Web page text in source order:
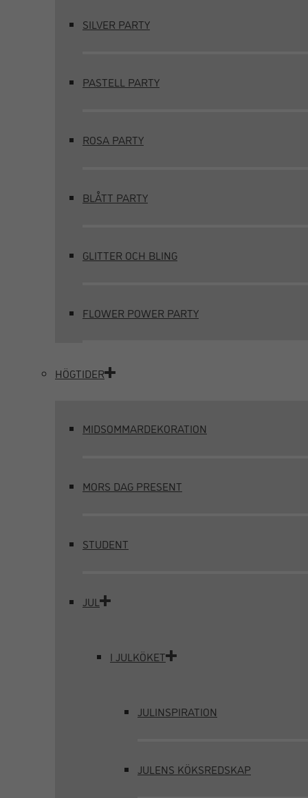
SILVER PARTY
PASTELL PARTY
ROSA PARTY
BLÅTT PARTY
GLITTER OCH BLING
FLOWER POWER PARTY
HÖGTIDER
MIDSOMMARDEKORATION
MORS DAG PRESENT
STUDENT
JUL
I JULKÖKET
JULINSPIRATION
JULENS KÖKSREDSKAP